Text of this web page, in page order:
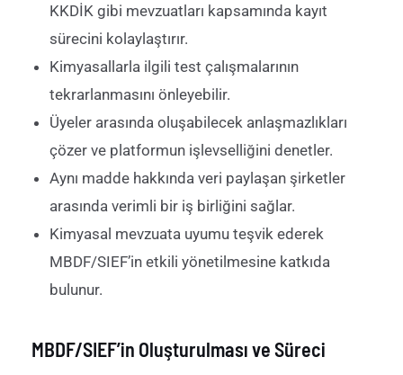
KKDİK gibi mevzuatları kapsamında kayıt
sürecini kolaylaştırır.
Kimyasallarla ilgili test çalışmalarının
tekrarlanmasını önleyebilir.
Üyeler arasında oluşabilecek anlaşmazlıkları
çözer ve platformun işlevselliğini denetler.
Aynı madde hakkında veri paylaşan şirketler
arasında verimli bir iş birliğini sağlar.
Kimyasal mevzuata uyumu teşvik ederek
MBDF/SIEF’in etkili yönetilmesine katkıda
bulunur.
MBDF/SIEF’in Oluşturulması ve Süreci